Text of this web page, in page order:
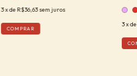
3x deR$36,63sem juros
COMPRAR
3x de